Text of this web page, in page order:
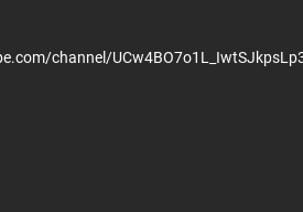
channel/